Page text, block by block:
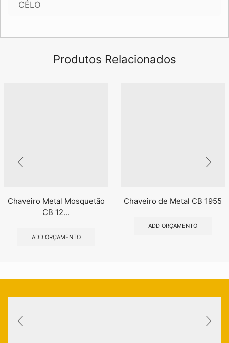
CÉLO
Produtos Relacionados
Chaveiro Metal Mosquetão
CB 12...
ADD ORÇAMENTO
Chaveiro de Metal CB 1955
ADD ORÇAMENTO